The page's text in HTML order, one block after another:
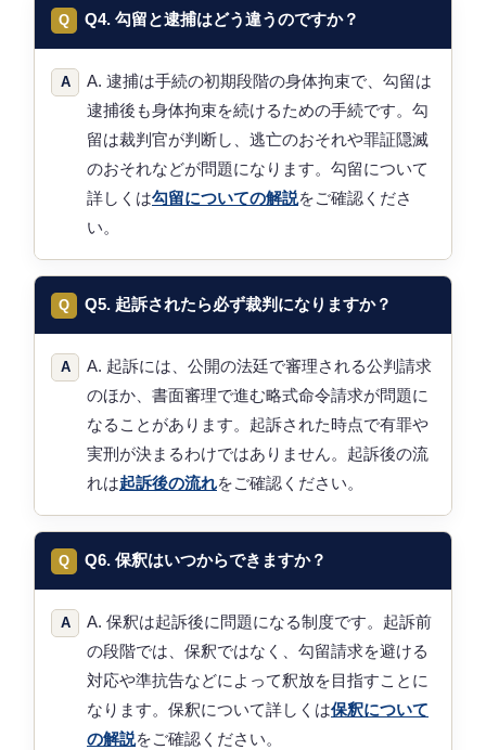
Q4. 勾留と逮捕はどう違うのですか？
A. 逮捕は手続の初期段階の身体拘束で、勾留は
逮捕後も身体拘束を続けるための手続です。勾
留は裁判官が判断し、逃亡のおそれや罪証隠滅
のおそれなどが問題になります。勾留について
詳しくは勾留についての解説をご確認くださ
い。
Q5. 起訴されたら必ず裁判になりますか？
A. 起訴には、公開の法廷で審理される公判請求
のほか、書面審理で進む略式命令請求が問題に
なることがあります。起訴された時点で有罪や
実刑が決まるわけではありません。起訴後の流
れは起訴後の流れをご確認ください。
Q6. 保釈はいつからできますか？
A. 保釈は起訴後に問題になる制度です。起訴前
の段階では、保釈ではなく、勾留請求を避ける
対応や準抗告などによって釈放を目指すことに
なります。保釈について詳しくは保釈について
の解説をご確認ください。